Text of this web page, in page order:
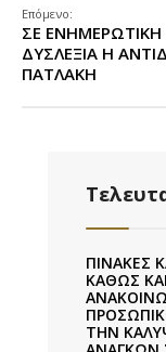
Επόμενο:
ΣΕ ΕΝΗΜΕΡΩΤΙΚΗ
ΔΥΣΛΕΞΙΑ Η
ΠΑΤΛΑΚΗ
ΠΙΝΑΚΕΣ
ΚΑΘΩΣ
ΤΗΝ